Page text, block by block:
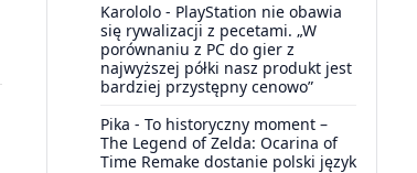
Karololo - PlayStation nie obawia
się rywalizacji z pecetami. „W
porównaniu z PC do gier z
najwyższej półki nasz produkt jest
bardziej przystępny cenowo”
Pika - To historyczny moment –
The Legend of Zelda: Ocarina of
Time Remake dostanie polski język